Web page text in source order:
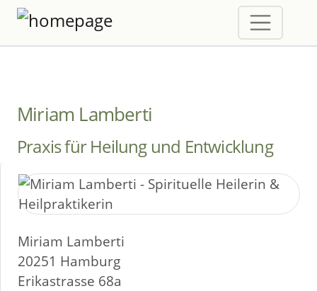
Miriam Lamberti
Praxis für Heilung und Entwicklung
Miriam Lamberti
20251 Hamburg
Erikastrasse 68a